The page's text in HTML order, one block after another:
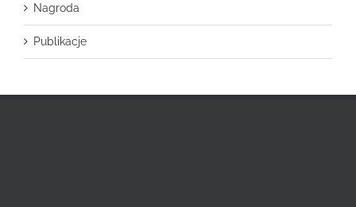
Nagroda
Publikacje